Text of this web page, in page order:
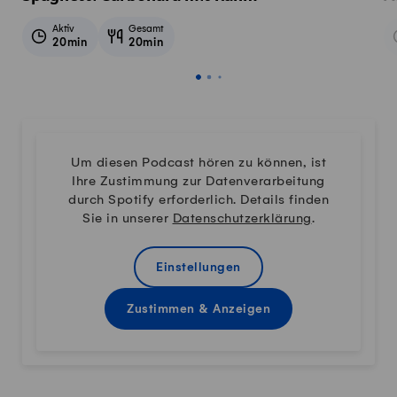
Aktiv
20min
Gesamt
20min
Um diesen Podcast hören zu können, ist
Ihre Zustimmung zur Datenverarbeitung
durch Spotify erforderlich. Details finden
Sie in unserer Datenschutzerklärung.
Einstellungen
Zustimmen & Anzeigen